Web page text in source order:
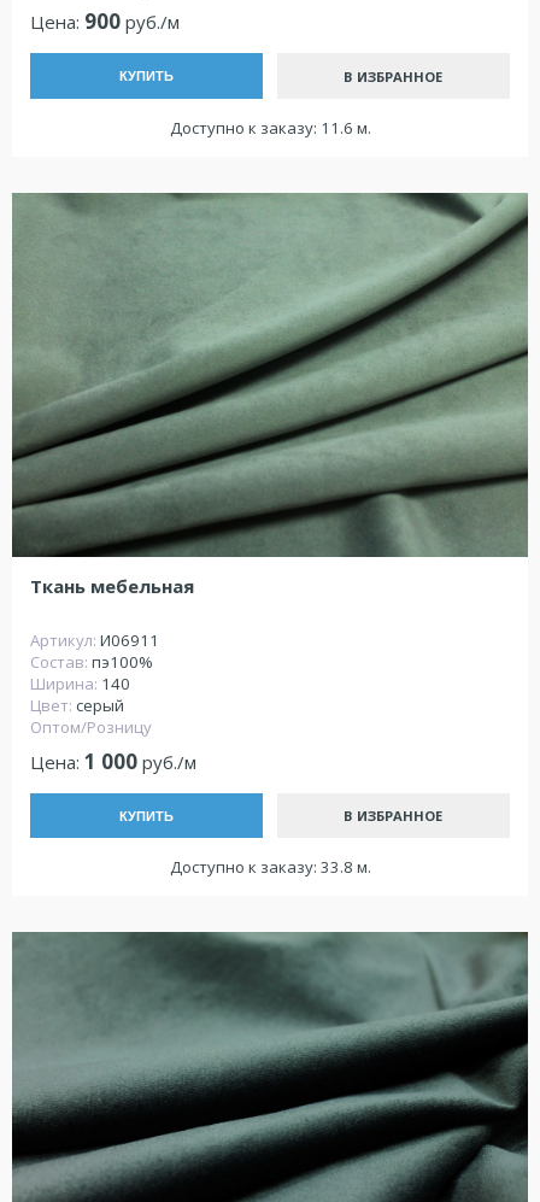
Цена: 900 руб./м
КУПИТЬ В ИЗБРАННОЕ
Доступно к заказу: 11.6 м.
Ткань мебельная
Артикул: И06911
Состав: пэ100%
Ширина: 140
Цвет: серый
Оптом/Розницу
Цена: 1 000 руб./м
КУПИТЬ В ИЗБРАННОЕ
Доступно к заказу: 33.8 м.